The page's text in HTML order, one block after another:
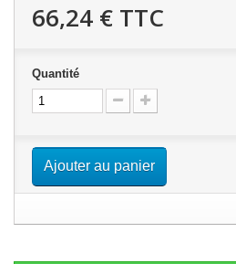
66,24 € TTC
Quantité
Ajouter au panier